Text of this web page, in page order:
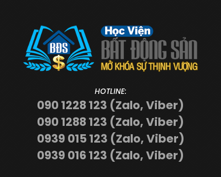
HOTLINE:
090 1228 123 (Zalo, Viber)
090 1288 123 (Zalo, Viber)
0939 015 123 (Zalo, Viber)
0939 016 123 (Zalo, Viber)